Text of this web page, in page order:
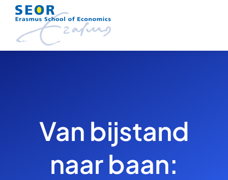
Skip
content
Van bijstand
naar baan: